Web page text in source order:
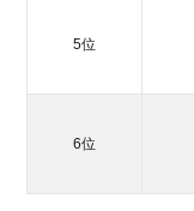
額
払い
5位
6位